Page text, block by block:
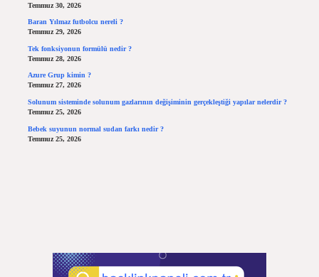
Temmuz 30, 2026
Baran Yılmaz futbolcu nereli ?
Temmuz 29, 2026
Tek fonksiyonun formülü nedir ?
Temmuz 28, 2026
Azure Grup kimin ?
Temmuz 27, 2026
Solunum sisteminde solunum gazlarının değişiminin gerçekleştiği yapılar nelerdir ?
Temmuz 25, 2026
Bebek suyunun normal sudan farkı nedir ?
Temmuz 25, 2026